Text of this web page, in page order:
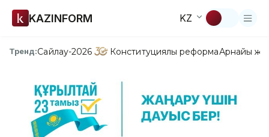
KAZINFORM KZ
Тренд:Сайлау-2026 Конституциялық реформаАрнайы